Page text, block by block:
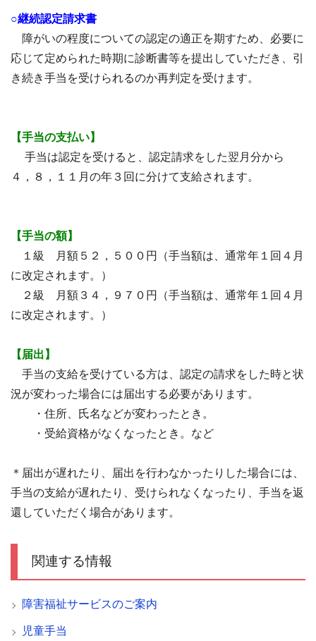
○継続認定請求書
障がいの程度についての認定の適正を期すため、必要に
応じて定められた時期に診断書等を提出していただき、引
き続き手当を受けられるのか再判定を受けます。
【手当の支払い】
手当は認定を受けると、認定請求をした翌月分から
４，８，１１月の年３回に分けて支給されます。
【手当の額】
１級 月額５２，５００円（手当額は、通常年１回４月
に改定されます。）
２級 月額３４，９７０円（手当額は、通常年１回４月
に改定されます。）
【届出】
手当の支給を受けている方は、認定の請求をした時と状
況が変わった場合には届出する必要があります。
・住所、氏名などが変わったとき。
・受給資格がなくなったとき。など
＊届出が遅れたり、届出を行わなかったりした場合には、
手当の支給が遅れたり、受けられなくなったり、手当を返
還していただく場合があります。
関連する情報
障害福祉サービスのご案内
児童手当